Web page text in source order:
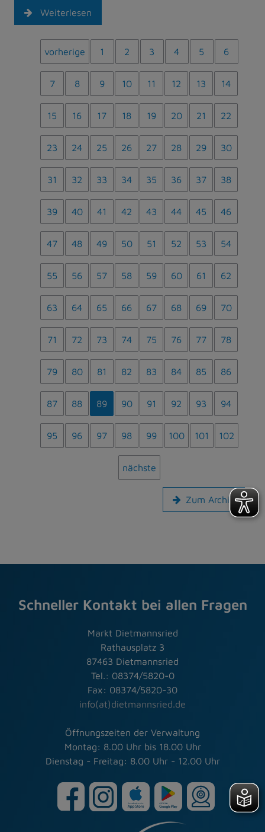
Weiterlesen
vorherige 1 2 3 4 5 6
7 8 9 10 11 12 13 14
15 16 17 18 19 20 21 22
23 24 25 26 27 28 29 30
31 32 33 34 35 36 37 38
39 40 41 42 43 44 45 46
47 48 49 50 51 52 53 54
55 56 57 58 59 60 61 62
63 64 65 66 67 68 69 70
71 72 73 74 75 76 77 78
79 80 81 82 83 84 85 86
87 88 89 90 91 92 93 94
95 96 97 98 99 100 101 102
nächste
Zum Archiv
Schneller Kontakt bei allen Fragen
Markt Dietmannsried
Rathausplatz 3
87463 Dietmannsried
Tel.: 08374/5820-0
Fax: 08374/5820-30
info(at)dietmannsried.de
Öffnungszeiten der Verwaltung
Montag: 8.00 Uhr bis 18.00 Uhr
Dienstag - Freitag: 8.00 Uhr - 12.00 Uhr